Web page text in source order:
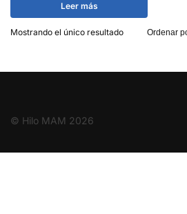
Leer más
Mostrando el único resultado
© Hilo MAM 2026